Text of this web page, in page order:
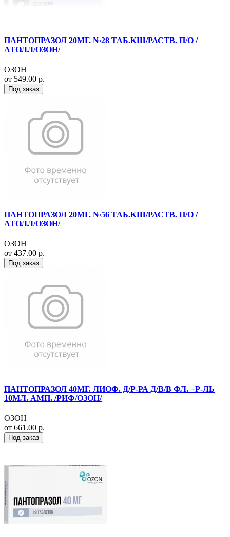
ПАНТОПРАЗОЛ 20МГ. №28 ТАБ.КШ/РАСТВ. П/О /
АТОЛЛ/ОЗОН/
ОЗОН
от 549.00 р.
Под заказ
ПАНТОПРАЗОЛ 20МГ. №56 ТАБ.КШ/РАСТВ. П/О /
АТОЛЛ/ОЗОН/
ОЗОН
от 437.00 р.
Под заказ
ПАНТОПРАЗОЛ 40МГ. ЛИОФ. Д/Р-РА Д/В/В ФЛ. +Р-ЛЬ
10МЛ. АМП. /РИФ/ОЗОН/
ОЗОН
от 661.00 р.
Под заказ